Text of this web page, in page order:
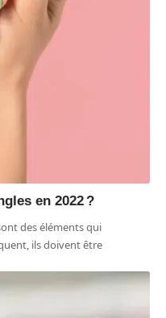
en 2022 ?
des éléments qui
ils doivent être